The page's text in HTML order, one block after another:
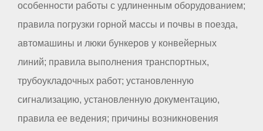
особенности работы с удлиненным оборудованием;
правила погрузки горной массы и почвы в поезда,
автомашины и люки бункеров у конвейерных
линий; правила выполнения транспортных,
трубоукладочных работ; установленную
сигнализацию, установленную документацию,
правила ее ведения; причины возникновения